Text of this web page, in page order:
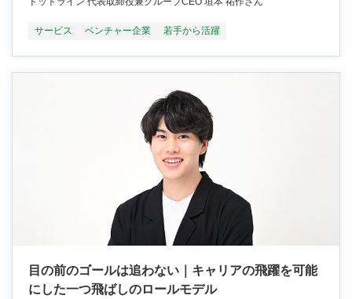
サービス ベンチャー企業 若手から活躍
目の前のゴールは追わない｜キャリアの飛躍を可能
にした一つ飛ばしのロールモデル